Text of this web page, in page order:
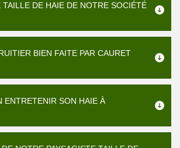
TAILLE DE HAIE DE NOTRE SOCIÉTÉ
BIEN FAITE PAR CAURET
ENTRETENIR SON HAIE À